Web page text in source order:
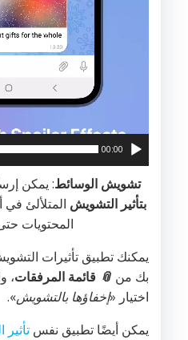
00:00
تشويش الوسائط: يمكن
بتأثير التشويش المتلألئ
المحتويات
يمكنك تطبيق تأثيرات
بك من 📎 قائمة المرفقات،
اختيار «إخفاؤها بالتشويش».
يمكن أيضًا تطبيق نفس